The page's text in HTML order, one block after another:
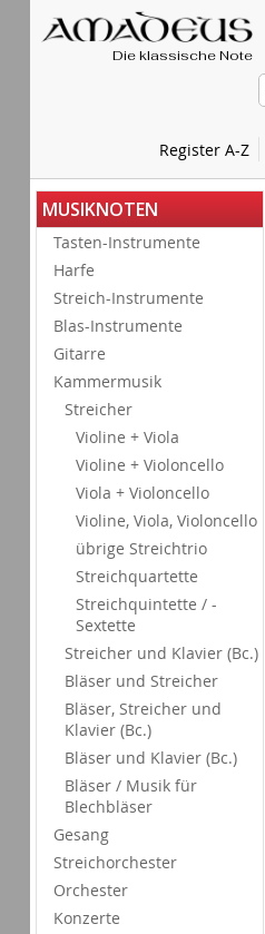
Die klassische Note
Register A-Z
MUSIKNOTEN
Tasten-Instrumente
Harfe
Streich-Instrumente
Blas-Instrumente
Gitarre
Kammermusik
Streicher
Violine + Viola
Violine + Violoncello
Viola + Violoncello
Violine, Viola, Violoncello
übrige Streichtrio
Streichquartette
Streichquintette / -
Sextette
Streicher und Klavier (Bc.)
Bläser und Streicher
Bläser, Streicher und
Klavier (Bc.)
Bläser und Klavier (Bc.)
Bläser / Musik für
Blechbläser
Gesang
Streichorchester
Orchester
Konzerte